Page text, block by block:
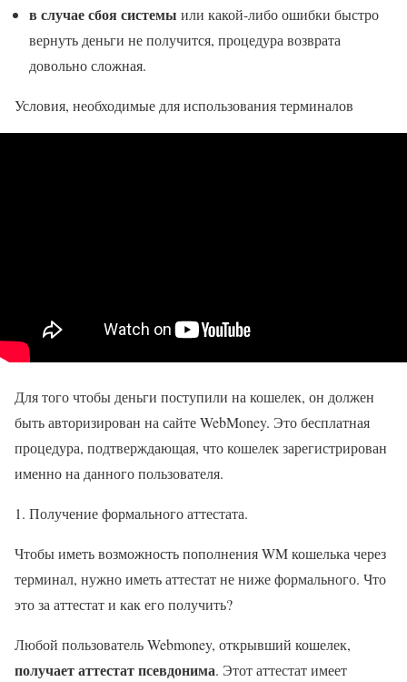
в случае сбоя системы или какой-либо ошибки быстро
вернуть деньги не получится, процедура возврата
довольно сложная.
Условия, необходимые для использования терминалов
Для того чтобы деньги поступили на кошелек, он должен
быть авторизирован на сайте WebMoney. Это бесплатная
процедура, подтверждающая, что кошелек зарегистрирован
именно на данного пользователя.
Получение формального аттестата.
Чтобы иметь возможность пополнения WM кошелька через
терминал, нужно иметь аттестат не ниже формального. Что
это за аттестат и как его получить?
Любой пользователь Webmoney, открывший кошелек,
получает аттестат псевдонима. Этот аттестат имеет